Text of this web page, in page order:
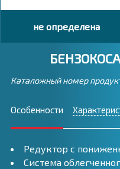
не определена
Каталожный номер
Особенности
Редуктор с
Система